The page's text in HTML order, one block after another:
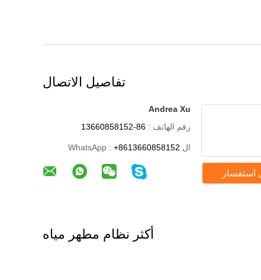
تفاصيل الاتصال
Andrea Xu
رقم الهاتف :
ال WhatsApp : +8613660858152
استفسار
أكثر نظام مطهر مياه